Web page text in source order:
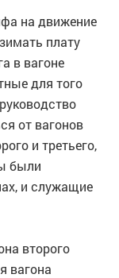
на движение
плату
в вагоне
для того
от вагонов
и третьего,
были
и служащие
второго
вагона